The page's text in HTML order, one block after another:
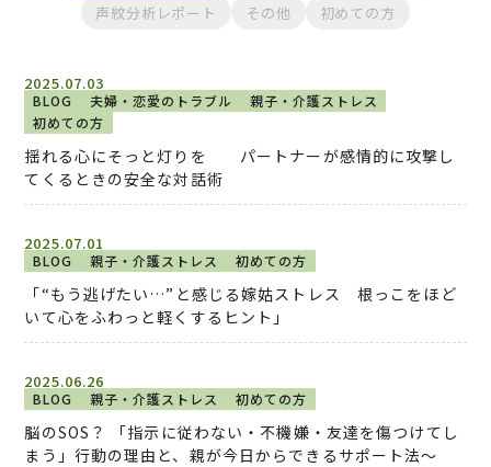
声紋分析レポート
その他 初めての方
2025.07.03
BLOG 夫婦・恋愛のトラブル
親子・介護ストレス
初めての方
揺れる心にそっと灯りを パートナーが感情的に攻撃し
てくるときの安全な対話術
2025.07.01
BLOG 親子・介護ストレス 初めての方
「“もう逃げたい…”と感じる嫁姑ストレス 根っこをほど
いて心をふわっと軽くするヒント」
2025.06.26
BLOG 親子・介護ストレス 初めての方
脳のSOS？ 「指示に従わない・不機嫌・友達を傷つけてし
まう」行動の理由と、親が今日からできるサポート法〜